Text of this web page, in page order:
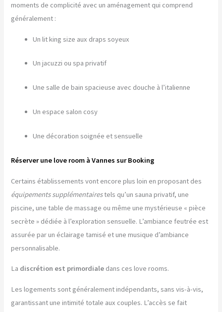
moments de complicité avec un aménagement qui comprend
généralement :
Un lit king size aux draps soyeux
Un jacuzzi ou spa privatif
Une salle de bain spacieuse avec douche à l’italienne
Un espace salon cosy
Une décoration soignée et sensuelle
Réserver une love room à Vannes sur Booking
Certains établissements vont encore plus loin en proposant des
équipements supplémentairestels qu’un sauna privatif, une
piscine, une table de massage ou même une mystérieuse « pièce
secrète » dédiée à l’exploration sensuelle. L’ambiance feutrée est
assurée par un éclairage tamisé et une musique d’ambiance
personnalisable.
La discrétion est primordiale dans ces love rooms.
Les logements sont généralement indépendants, sans vis-à-vis,
garantissant une intimité totale aux couples. L’accès se fait